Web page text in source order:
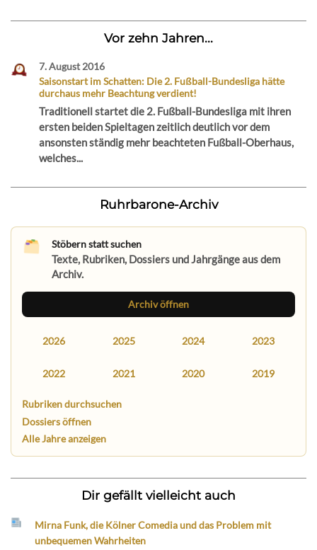
Vor zehn Jahren...
7. August 2016
Saisonstart im Schatten: Die 2. Fußball-Bundesliga hätte
durchaus mehr Beachtung verdient!
Traditionell startet die 2. Fußball-Bundesliga mit ihren
ersten beiden Spieltagen zeitlich deutlich vor dem
ansonsten ständig mehr beachteten Fußball-Oberhaus,
welches...
Ruhrbarone-Archiv
Stöbern statt suchen
Texte, Rubriken, Dossiers und Jahrgänge aus dem
Archiv.
Archiv öffnen
2026 2025 2024 2023
2022 2021 2020 2019
Rubriken durchsuchen
Dossiers öffnen
Alle Jahre anzeigen
Dir gefällt vielleicht auch
Mirna Funk, die Kölner Comedia und das Problem mit
unbequemen Wahrheiten